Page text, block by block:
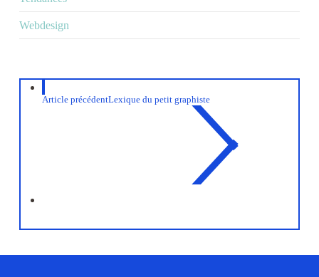
Webdesign
Article précédentLexique du petit graphiste